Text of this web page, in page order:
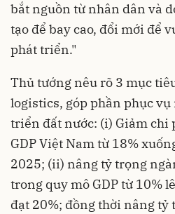
bắt nguồn từ nhân dân và
tạo để bay cao, đổi mới để
phát triển."
Thủ tướng nêu rõ 3 mục
logistics, góp phần phục
triển đất nước: (i) Giảm chi
GDP Việt Nam từ 18%
2025; (ii) nâng tỷ trọng
trong quy mô GDP từ 10%
đạt 20%; đồng thời nâng tỷ